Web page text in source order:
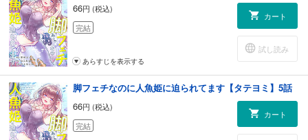
66円 (税込)
完結
カート
試し読み
あらすじを表示する
脚フェチなのに人魚姫に迫られてます【タテヨミ】5話
66円 (税込)
完結
カート